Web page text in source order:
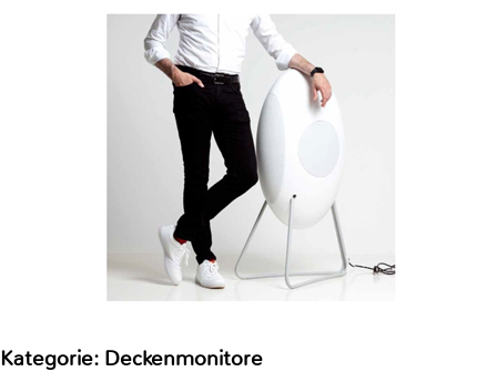
Kategorie: Deckenmonitore